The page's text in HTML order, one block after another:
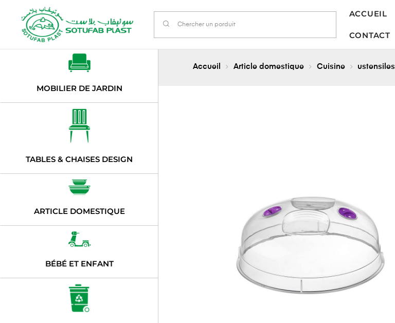
ACCUEIL
CONTACT
Accueil Article domestique Cuisine ustensiles
MOBILIER DE JARDIN
TABLES & CHAISES DESIGN
ARTICLE DOMESTIQUE
BÉBÉ ET ENFANT